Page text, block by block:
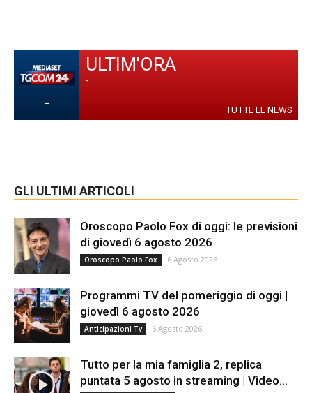
-
ULTIM'ORA
-
TUTTE LE NEWS
GLI ULTIMI ARTICOLI
Oroscopo Paolo Fox di oggi: le previsioni
di giovedì 6 agosto 2026
Oroscopo Paolo Fox 6 Agosto 2026
Programmi TV del pomeriggio di oggi |
giovedì 6 agosto 2026
Anticipazioni Tv 6 Agosto 2026
Tutto per la mia famiglia 2, replica
puntata 5 agosto in streaming | Video...